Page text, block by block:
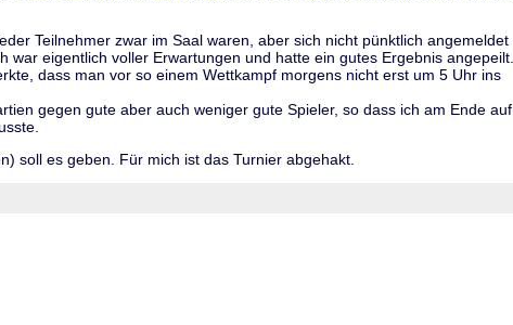
Teilnehmer zwar im Saal waren, aber sich nicht pünktlich angemeldet
eigentlich voller Erwartungen und hatte ein gutes Ergebnis angepeilt.
dass man vor so einem Wettkampf morgens nicht erst um 5 Uhr ins
gegen gute aber auch weniger gute Spieler, so dass ich am Ende auf
soll es geben. Für mich ist das Turnier abgehakt.